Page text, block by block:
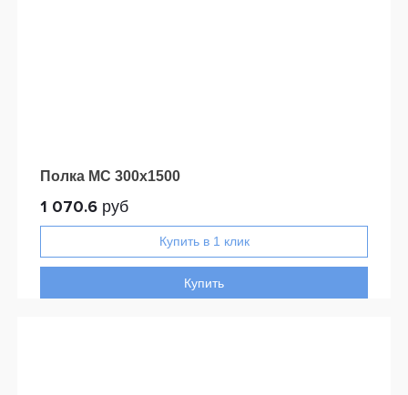
Полка МС 300х1500
1 070.6 руб
Купить